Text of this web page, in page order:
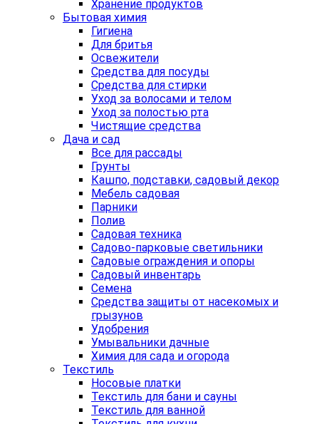
Хранение продуктов
Бытовая химия
Гигиена
Для бритья
Освежители
Средства для посуды
Средства для стирки
Уход за волосами и телом
Уход за полостью рта
Чистящие средства
Дача и сад
Все для рассады
Грунты
Кашпо, подставки, садовый декор
Мебель садовая
Парники
Полив
Садовая техника
Садово-парковые светильники
Садовые ограждения и опоры
Садовый инвентарь
Семена
Средства защиты от насекомых и
грызунов
Удобрения
Умывальники дачные
Химия для сада и огорода
Текстиль
Носовые платки
Текстиль для бани и сауны
Текстиль для ванной